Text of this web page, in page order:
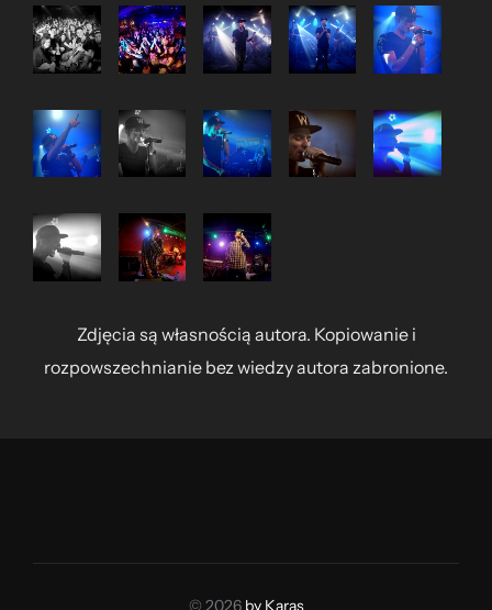
Zdjęcia są własnością autora. Kopiowanie i
rozpowszechnianie bez wiedzy autora zabronione.
© 2026 by Karas